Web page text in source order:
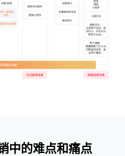
中的难点和痛点